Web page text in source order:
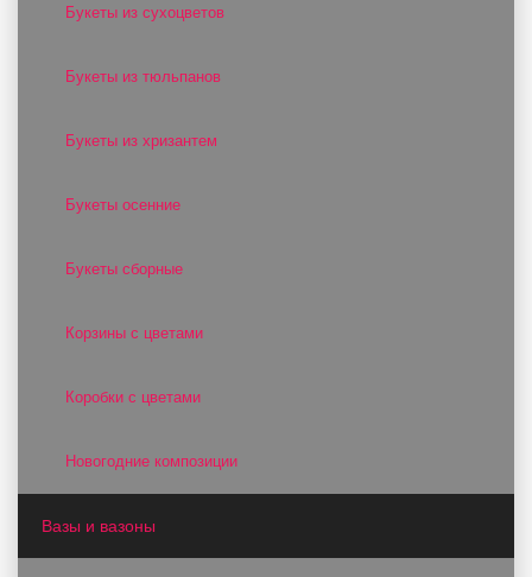
Букеты из сухоцветов
Букеты из тюльпанов
Букеты из хризантем
Букеты осенние
Букеты сборные
Корзины с цветами
Коробки с цветами
Новогодние композиции
Вазы и вазоны